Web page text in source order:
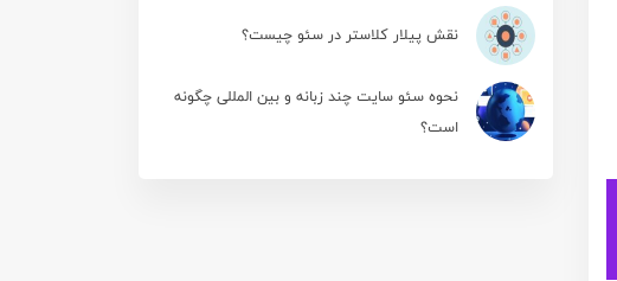
نقش پیلار کلاستر در سئو چیست؟
نحوه سئو سایت چند زبانه و بین المللی چگونه
است؟